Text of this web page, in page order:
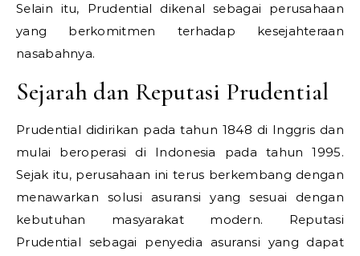
Selain itu, Prudential dikenal sebagai perusahaan
yang berkomitmen terhadap kesejahteraan
nasabahnya.
Sejarah dan Reputasi Prudential
Prudential didirikan pada tahun 1848 di Inggris dan
mulai beroperasi di Indonesia pada tahun 1995.
Sejak itu, perusahaan ini terus berkembang dengan
menawarkan solusi asuransi yang sesuai dengan
kebutuhan masyarakat modern. Reputasi
Prudential sebagai penyedia asuransi yang dapat